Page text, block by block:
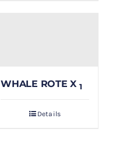
WHALE ROTE X 1
Details